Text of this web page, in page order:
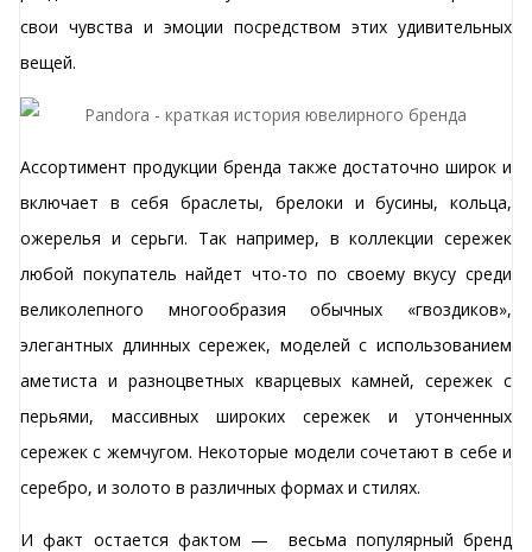
свои чувства и эмоции посредством этих удивительных
вещей.
Ассортимент продукции бренда также достаточно широк и
включает в себя браслеты, брелоки и бусины, кольца,
ожерелья и серьги. Так например, в коллекции сережек
любой покупатель найдет что-то по своему вкусу среди
великолепного многообразия обычных «гвоздиков»,
элегантных длинных сережек, моделей с использованием
аметиста и разноцветных кварцевых камней, сережек с
перьями, массивных широких сережек и утонченных
сережек с жемчугом. Некоторые модели сочетают в себе и
серебро, и золото в различных формах и стилях.
И факт остается фактом — весьма популярный бренд